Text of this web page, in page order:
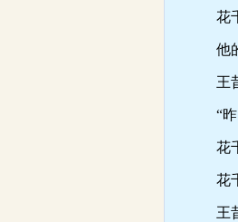
花千
他的
王昔
“昨日
花千
花千
王昔